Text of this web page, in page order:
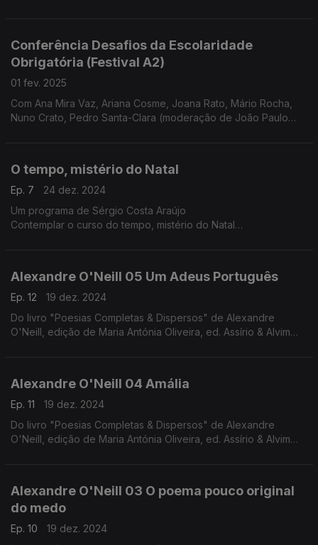
Conferência Desafios da Escolaridade
Obrigatória (Festival A2)
01 fev. 2025
Com Ana Mira Vaz, Ariana Cosme, Joana Rato, Mário Rocha,
Nuno Crato, Pedro Santa-Clara (moderação de João Paulo
O tempo, mistério do Natal
Ep. 7
24 dez. 2024
Um programa de Sérgio Costa Araújo
Contemplar o curso do tempo, mistério do Natal
pouco mais além.
Nesta jornada, debaixo de nuvens chuviscosas, os dias vão
procissões de gente mascarada, iluminadas por fogos, velas e
santos. Vamos contemplar tudo isto na privacidade do tempo
Alexandre O'Neill 05 Um Adeus Português
Ep. 12
19 dez. 2024
Do livro "Poesias Completas & Dispersos" de Alexandre
O'Neill, edição de Maria Antónia Oliveira, ed. Assírio & Alvim
Alexandre O'Neill 04 Amália
Ep. 11
19 dez. 2024
Do livro "Poesias Completas & Dispersos" de Alexandre
O'Neill, edição de Maria Antónia Oliveira, ed. Assírio & Alvim
Alexandre O'Neill 03 O poema pouco original
do medo
Ep. 10
19 dez. 2024